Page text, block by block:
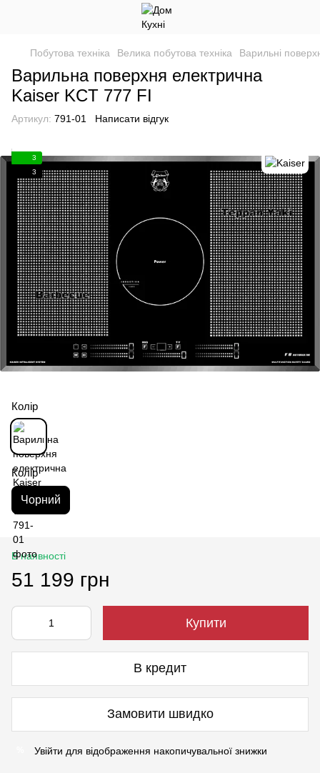
Побутова техніка Велика побутова техніка Варильні
Варильна поверхня електрична
Kaiser KCT 777 FI
Артикул: 791-01 Написати відгук
3
3
Колір
Колір
Чорний
В наявності
51 199 грн
Купити
В кредит
Замовити швидко
Увійти для відображення накопичувальної знижки